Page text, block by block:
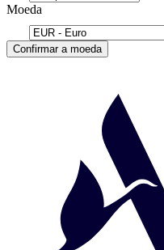
Moeda
Confirmar a moeda